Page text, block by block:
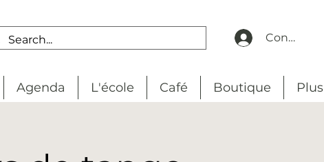
Connexion
Agenda L'école Café Boutique Plus